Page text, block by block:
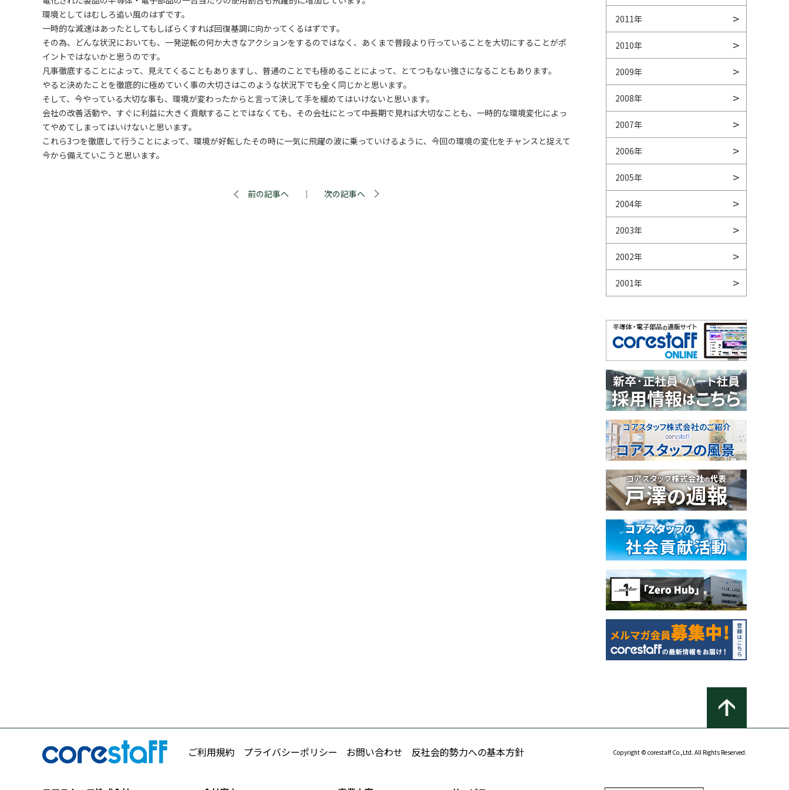
環境としてはむしろ追い風のはずです。
一時的な減速はあったとしてもしばらくすれば回復基調に向かってくるはずです。
その為、どんな状況においても、一発逆転の何か大きなアクションをするのではなく、あくまで普段より行っていることを大切にすることがポ
イントではないかと思うのです。
凡事徹底することによって、見えてくることもありますし、普通のことでも極めることによって、とてつもない強さになることもあります。
やると決めたことを徹底的に極めていく事の大切さはこのような状況下でも全く同じかと思います。
そして、今やっている大切な事も、環境が変わったからと言って決して手を緩めてはいけないと思います。
会社の改善活動や、すぐに利益に大きく貢献することではなくても、その会社にとって中長期で見れば大切なことも、一時的な環境変化によっ
てやめてしまってはいけないと思います。
これら3つを徹底して行うことによって、環境が好転したその時に一気に飛躍の波に乗っていけるように、今回の環境の変化をチャンスと捉えて
今から備えていこうと思います。
前の記事へ ｜ 次の記事へ
2011年
2010年
2009年
2008年
2007年
2006年
2005年
2004年
2003年
2002年
2001年
ご利用規約 プライバシーポリシー お問い合わせ 反社会的勢力への基本方針 Copyright © corestaff Co.,Ltd. All Rights Reserved.